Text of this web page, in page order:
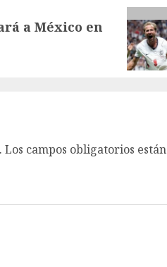
a México en
Los campos obligatorios están